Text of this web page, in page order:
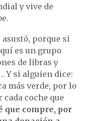
y vive de
asustó, porque si
es un grupo
de libras y
Y si alguien dice:
más verde, por lo
cada coche que
que compre, por